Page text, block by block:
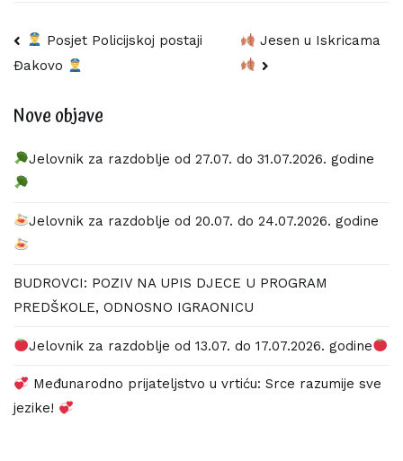
Navigacija
objava
Posjet Policijskoj postaji
Đakovo
Jesen u Iskricama
Nove objave
Jelovnik za razdoblje od 27.07. do 31.07.2026. godine
Jelovnik za razdoblje od 20.07. do 24.07.2026. godine
BUDROVCI: POZIV NA UPIS DJECE U PROGRAM
PREDŠKOLE, ODNOSNO IGRAONICU
Jelovnik za razdoblje od 13.07. do 17.07.2026. godine
Međunarodno prijateljstvo u vrtiću: Srce razumije sve
jezike!